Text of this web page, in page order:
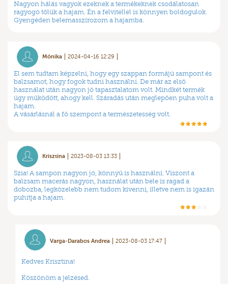
Nagyon hálás vagyok ezeknek a termékeknek csodálatosan
ragyogó tőlük a hajam. Én a felvitellel is könnyen boldogulok.
Gyengéden belemasszírozom a hajamba.
Mónika 2024-04-16 12:29
El sem tudtam képzelni, hogy egy szappan formájú sampont és
balzsamot, hogy fogok tudni használni. De már az első
használat után nagyon jó tapasztalatom volt. Mindkét termék
úgy működött, ahogy kell. Száradás után meglepően puha volt a
hajam.
A vásárlásnál a fő szempont a természetesség volt.
Krisztina 2023-08-03 13:33
Szia! A sampon nagyon jó, könnyű is használni. Viszont a
balzsam macerás nagyon, használat után bele is ragad a
dobozba, legközelebb nem tudom kivenni, illetve nem is igazán
puhítja a hajam.
Varga-Darabos Andrea 2023-08-03 17:47
Kedves Krisztina!
Köszönöm a jelzésed.